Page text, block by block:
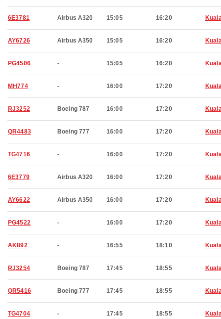
6E3781 Airbus A320 15:05 16:20
AY6726 Airbus A350 15:05 16:20
PG4506 - 15:05 16:20
MH774 - 16:00 17:20
RJ3252 Boeing 787 16:00 17:20
QR4483 Boeing 777 16:00 17:20
TG4716 - 16:00 17:20
6E3779 Airbus A320 16:00 17:20
AY6622 Airbus A350 16:00 17:20
PG4522 - 16:00 17:20
AK892 - 16:55 18:10
RJ3254 Boeing 787 17:45 18:55
QR5416 Boeing 777 17:45 18:55
TG4704 - 17:45 18:55